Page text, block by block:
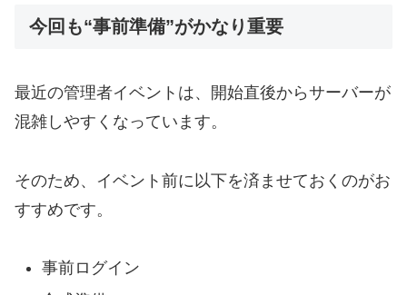
今回も“事前準備”がかなり重要
最近の管理者イベントは、開始直後からサーバーが
混雑しやすくなっています。
そのため、イベント前に以下を済ませておくのがお
すすめです。
事前ログイン